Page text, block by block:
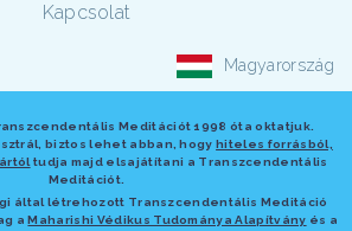
Kapcsolat
Magyarország
Meditációt 1998 óta oktatjuk.
biztos lehet abban, hogyhiteles forrásból,
tudja majd elsajátítani a Transzcendentális
Meditációt.
által létrehozott Transzcendentális Meditáció
aMaharishi Védikus Tudománya Alapítvány és a